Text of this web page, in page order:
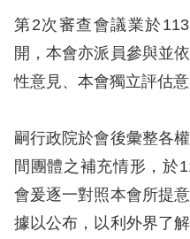
業
務
人
權
公
約
第2次審查會議業於
開，本會亦派員參與並
性意見、本會獨立評估意
嗣行政院於會後彙整各
間團體之補充情形，於
會爰逐一對照本會所提
據以公布，以利外界了